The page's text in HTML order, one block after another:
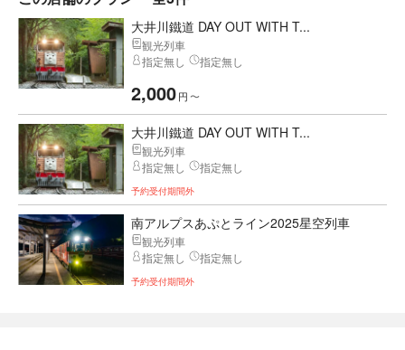
大井川鐵道 DAY OUT WITH T...
観光列車
指定無し
指定無し
2,000円 〜
大井川鐵道 DAY OUT WITH T...
観光列車
指定無し
指定無し
予約受付期間外
南アルプスあぷとライン2025星空列車
観光列車
指定無し
指定無し
予約受付期間外